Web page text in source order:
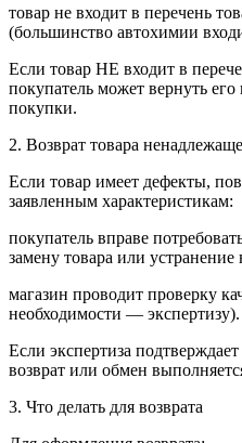
товар не входит в перечень
(большинство автохимии
Если товар НЕ входит в
покупатель может вернуть
покупки.
2. Возврат товара
Если товар имеет дефекты,
заявленным характеристикам:
покупатель вправе
замену товара или устранение
магазин проводит проверку
необходимости — экспертизу).
Если экспертиза
возврат или обмен
3. Что делать для возврата